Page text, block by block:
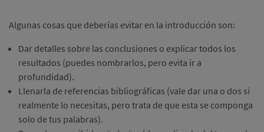
Algunas cosas que deberías evitar en la introducción son:
Dar detalles sobre las conclusiones o explicar todos los
resultados (puedes nombrarlos, pero evita ir a
profundidad).
Llenarla de referencias bibliográficas (vale dar una o dos si
realmente lo necesitas, pero trata de que esta se componga
solo de tus palabras).